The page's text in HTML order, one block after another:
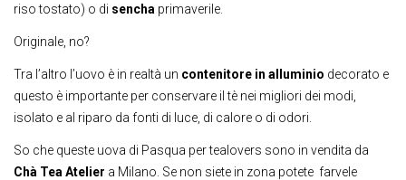
riso tostato) o di sencha primaverile.
Originale, no?
Tra l’altro l’uovo è in realtà un contenitore in alluminio decorato e
questo è importante per conservare il tè nei migliori dei modi,
isolato e al riparo da fonti di luce, di calore o di odori.
So che queste uova di Pasqua per tealovers sono in vendita da
Chà Tea Atelier a Milano. Se non siete in zona potete farvele